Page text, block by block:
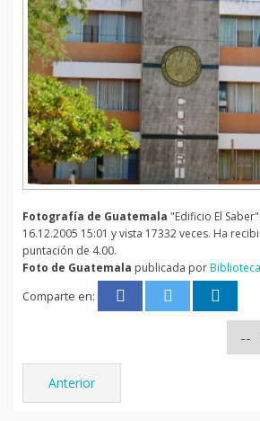
Fotografía de Guatemala "Edificio El
16.12.2005 15:01 y vista 17332 veces. Ha
puntación de 4.00.
Foto de Guatemala publicada por
Comparte en:
Anterior